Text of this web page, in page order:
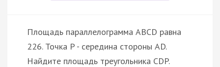
Площадь параллелограмма ABCD равна
226. Точка P - середина стороны AD.
Найдите площадь треугольника CDP.